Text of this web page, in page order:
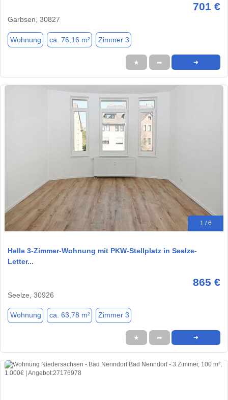
701 €
Garbsen, 30827
Wohnung ca. 76,16 m² Zimmer 3
★ ➦ ➜
1 / 6
Helle 3-Zimmer-Wohnung mit PKW-Stellplatz in Seelze-
Letter...
865 €
Seelze, 30926
Wohnung ca. 63,78 m² Zimmer 3
★ ➦ ➜